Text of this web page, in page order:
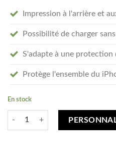
Impression à l'arrière et
Possibilité de charger sans
S'adapte à une protection
Protège l'ensemble du
En stock
quantité de Créez votre iPhone 7 /